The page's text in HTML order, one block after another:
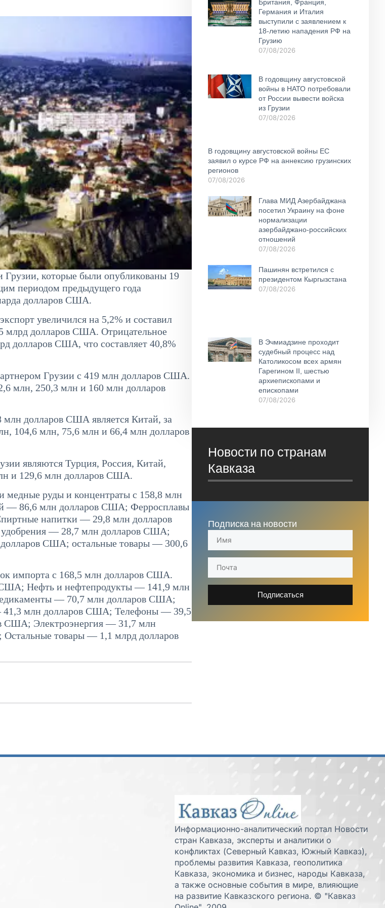
которые были опубликованы 19
периодом предыдущего года
долларов США.
увеличился на 5,2% и составил
млрд долларов США. Отрицательное
долларов США, что составляет 40,8%
Грузии с 419 млн долларов США.
млн, 250,3 млн и 160 млн долларов
млн долларов США является Китай, за
104,6 млн, 75,6 млн и 66,4 млн долларов
являются Турция, Россия, Китай,
и 129,6 млн долларов США.
медные руды и концентраты с 158,8 млн
— 86,6 млн долларов США; Ферросплавы
напитки — 29,8 млн долларов
— 28,7 млн ​​долларов США;
США; остальные товары — 300,6
импорта с 168,5 млн долларов США.
Нефть и нефтепродукты — 141,9 млн
— 70,7 млн ​​долларов США;
41,3 млн долларов США; Телефоны — 39,5
США; Электроэнергия — 31,7 млн
товары — 1,1 млрд долларов
Британия, Франция,
Германия и Италия
выступили с заявлением к
18-летию нападения РФ на
Грузию
07/08/2026
В годовщину августовской
войны в НАТО потребовали
от России вывести войска
из Грузии
07/08/2026
В годовщину августовской войны ЕС
заявил о курсе РФ на аннексию грузинских
регионов
07/08/2026
Глава МИД Азербайджана
посетил Украину на фоне
нормализации
азербайджано-российских
отношений
07/08/2026
Пашинян встретился с
президентом Кыргызстана
07/08/2026
В Эчмиадзине проходит
судебный процесс над
Католикосом всех армян
Гарегином II, шестью
архиепископами и
епископами
07/08/2026
Новости по странам
Кавказа
Подписка на новости
Подписаться
Информационно-аналитический портал Новости
стран Кавказа, эксперты и аналитики о
конфликтах (Северный Кавказ, Южный Кавказ),
проблемы развития Кавказа, геополитика
Кавказа, экономика и бизнес, народы Кавказа,
а также основные события в мире, влияющие
на развитие Кавказского региона. © "Кавказ